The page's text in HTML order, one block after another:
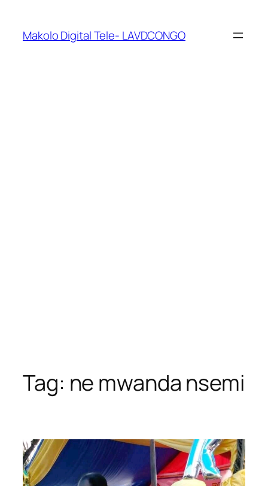
Makolo Digital Tele- LAVDCONGO
Tag: ne mwanda nsemi